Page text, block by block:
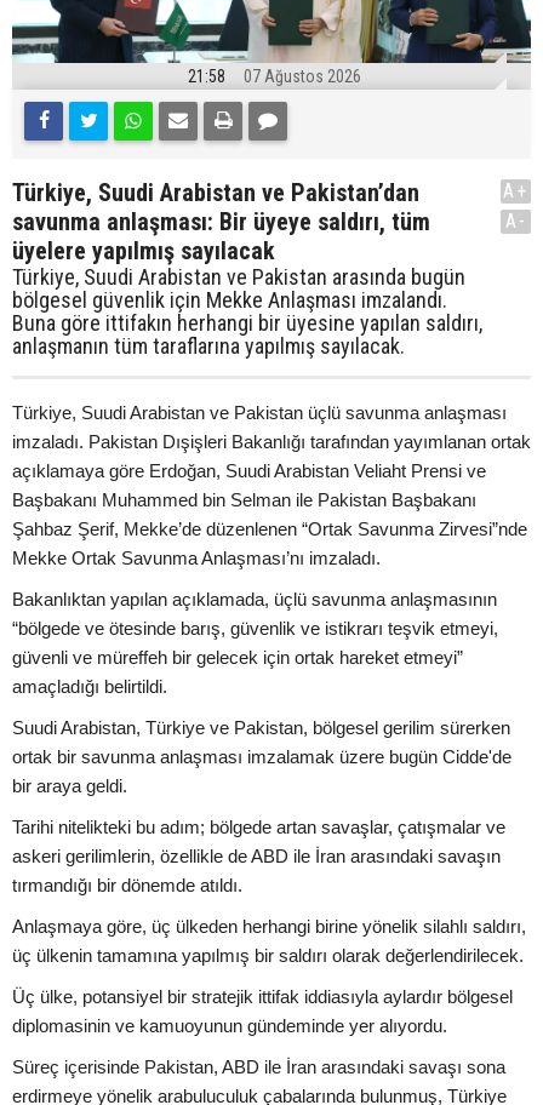
21:58 07 Ağustos 2026
Türkiye, Suudi Arabistan ve Pakistan’dan
savunma anlaşması: Bir üyeye saldırı, tüm
üyelere yapılmış sayılacak
Türkiye, Suudi Arabistan ve Pakistan arasında bugün
bölgesel güvenlik için Mekke Anlaşması imzalandı.
Buna göre ittifakın herhangi bir üyesine yapılan saldırı,
anlaşmanın tüm taraflarına yapılmış sayılacak.
A+
A-
Türkiye, Suudi Arabistan ve Pakistan üçlü savunma anlaşması
imzaladı. Pakistan Dışişleri Bakanlığı tarafından yayımlanan ortak
açıklamaya göre Erdoğan, Suudi Arabistan Veliaht Prensi ve
Başbakanı Muhammed bin Selman ile Pakistan Başbakanı
Şahbaz Şerif, Mekke’de düzenlenen “Ortak Savunma Zirvesi”nde
Mekke Ortak Savunma Anlaşması’nı imzaladı.
Bakanlıktan yapılan açıklamada, üçlü savunma anlaşmasının
“bölgede ve ötesinde barış, güvenlik ve istikrarı teşvik etmeyi,
güvenli ve müreffeh bir gelecek için ortak hareket etmeyi”
amaçladığı belirtildi.
Suudi Arabistan, Türkiye ve Pakistan, bölgesel gerilim sürerken
ortak bir savunma anlaşması imzalamak üzere bugün Cidde'de
bir araya geldi.
Tarihi nitelikteki bu adım; bölgede artan savaşlar, çatışmalar ve
askeri gerilimlerin, özellikle de ABD ile İran arasındaki savaşın
tırmandığı bir dönemde atıldı.
Anlaşmaya göre, üç ülkeden herhangi birine yönelik silahlı saldırı,
üç ülkenin tamamına yapılmış bir saldırı olarak değerlendirilecek.
Üç ülke, potansiyel bir stratejik ittifak iddiasıyla aylardır bölgesel
diplomasinin ve kamuoyunun gündeminde yer alıyordu.
Süreç içerisinde Pakistan, ABD ile İran arasındaki savaşı sona
erdirmeye yönelik arabuluculuk çabalarında bulunmuş, Türkiye